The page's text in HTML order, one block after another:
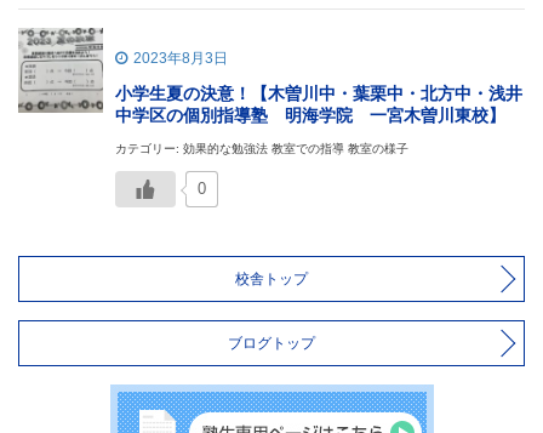
2023年8月3日
小学生夏の決意！【木曽川中・葉栗中・北方中・浅井
中学区の個別指導塾 明海学院 一宮木曽川東校】
カテゴリー: 効果的な勉強法 教室での指導 教室の様子
0
校舎トップ
ブログトップ